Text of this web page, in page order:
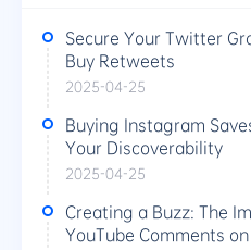
Secure Your Twitter
Buy Retweets
2025-04-25
Buying Instagram
Your Discoverability
2025-04-25
Creating a Buzz: The
YouTube Comments